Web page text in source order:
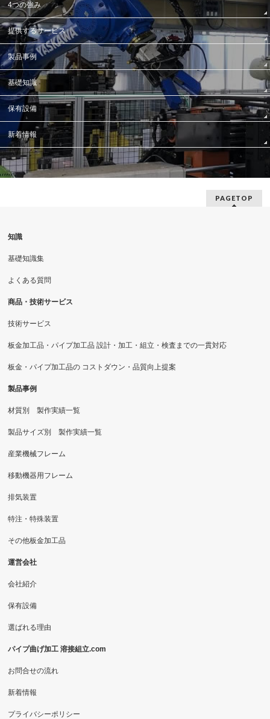
4つの強み
提供するサービス
製品事例
基礎知識
保有設備
新着情報
PAGETOP
知識
基礎知識集
よくある質問
商品・技術サービス
技術サービス
板金加工品・パイプ加工品 設計・加工・組立・検査までの一貫対応
板金・パイプ加工品の コストダウン・品質向上提案
製品事例
材質別 製作実績一覧
製品サイズ別 製作実績一覧
産業機械フレーム
移動機器用フレーム
排気装置
特注・特殊装置
その他板金加工品
運営会社
会社紹介
保有設備
選ばれる理由
パイプ曲げ加工 溶接組立.com
お問合せの流れ
新着情報
プライバシーポリシー